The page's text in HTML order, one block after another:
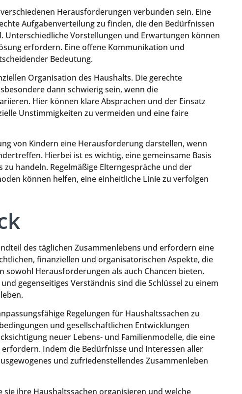
Herausforderungen verbunden sein. Eine
Aufgabenverteilung zu finden, die den Bedürfnissen
Unterschiedliche Vorstellungen und Erwartungen können
erfordern. Eine offene Kommunikation und
Bedeutung.
Organisation des Haushalts. Die gerechte
dann schwierig sein, wenn die
Hier können klare Absprachen und der Einsatz
Unstimmigkeiten zu vermeiden und eine faire
von Kindern eine Herausforderung darstellen, wenn
Hierbei ist es wichtig, eine gemeinsame Basis
handeln. Regelmäßige Elterngespräche und der
können helfen, eine einheitliche Linie zu verfolgen
des täglichen Zusammenlebens und erfordern eine
finanziellen und organisatorischen Aspekte, die
sowohl Herausforderungen als auch Chancen bieten.
gegenseitiges Verständnis sind die Schlüssel zu einem
Regelungen für Haushaltssachen zu
und gesellschaftlichen Entwicklungen
neuer Lebens- und Familienmodelle, die eine
Indem die Bedürfnisse und Interessen aller
und zufriedenstellendes Zusammenleben
ihre Haushaltssachen organisieren und welche